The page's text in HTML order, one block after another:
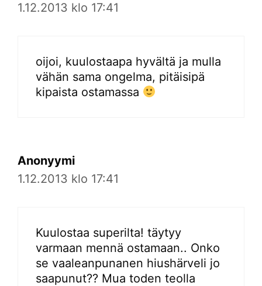
1.12.2013 klo 17:41
oijoi, kuulostaapa hyvältä ja mulla
vähän sama ongelma, pitäisipä
kipaista ostamassa
Anonyymi
1.12.2013 klo 17:41
Kuulostaa superilta! täytyy
varmaan mennä ostamaan.. Onko
se vaaleanpunanen hiushärveli jo
saapunut?? Mua toden teolla